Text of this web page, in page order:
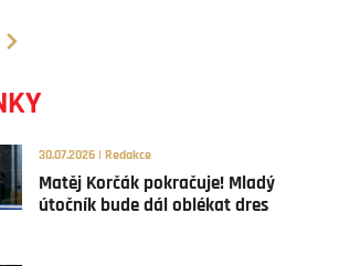
30.07.2026 | Redakce
Matěj Korčák pokračuje! Mladý
útočník bude dál oblékat dres